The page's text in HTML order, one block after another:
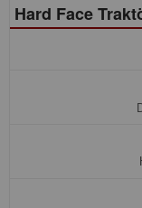
Hard Face